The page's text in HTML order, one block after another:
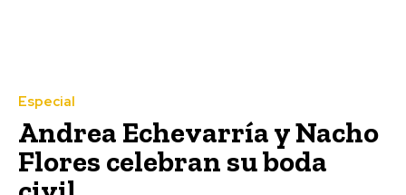
Especial
Andrea Echevarría y Nacho
Flores celebran su boda